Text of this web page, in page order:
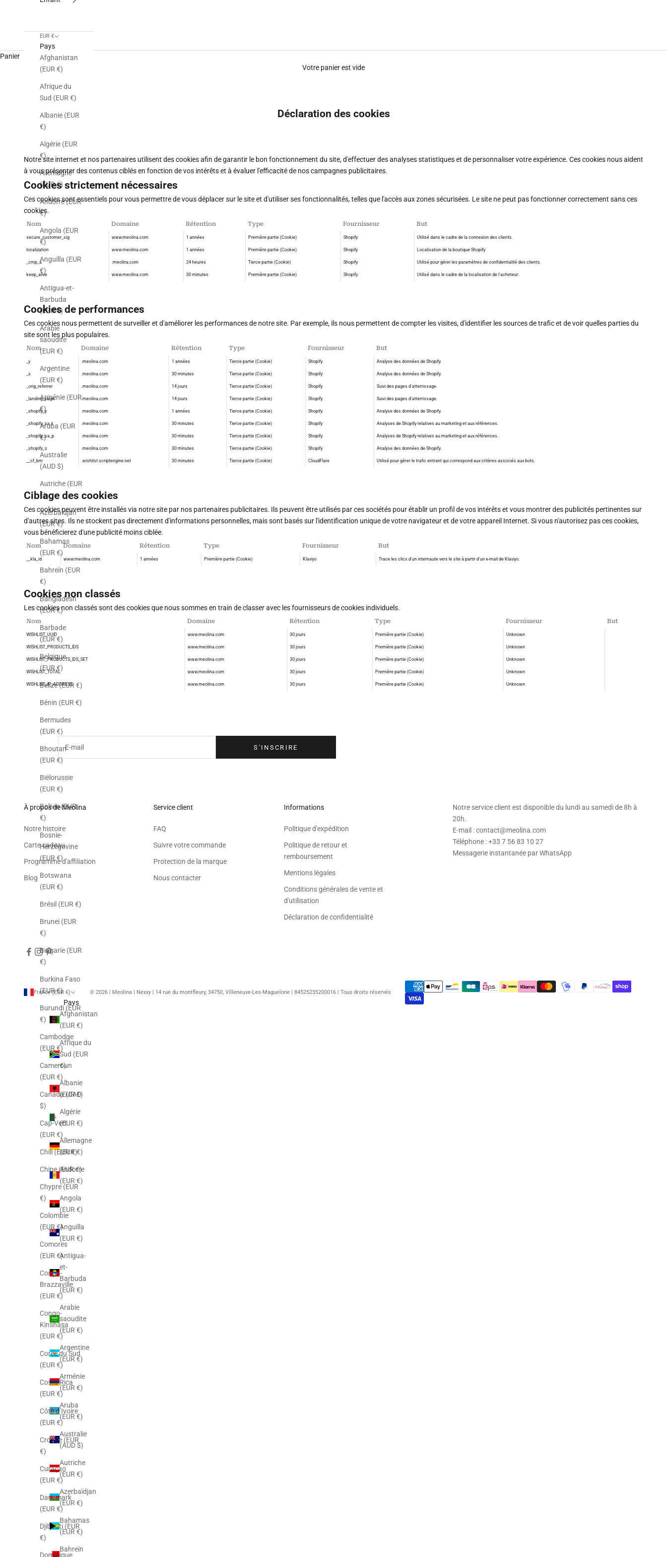
EUR €
Pays
Afghanistan
(EUR €)
Afrique du
Sud (EUR €)
Albanie (EUR
€)
Algérie (EUR
€)
Allemagne
(EUR €)
Andorre (EUR
€)
Angola (EUR
€)
Anguilla (EUR
€)
Antigua-et-
Barbuda
(EUR €)
Arabie
saoudite
(EUR €)
Argentine
(EUR €)
Arménie (EUR
€)
Aruba (EUR
€)
Australie
(AUD $)
Autriche (EUR
€)
Azerbaïdjan
(EUR €)
Bahamas
(EUR €)
Bahreïn (EUR
€)
Bangladesh
(EUR €)
Barbade
(EUR €)
Belgique
(EUR €)
Belize (EUR €)
Bénin (EUR €)
Bermudes
(EUR €)
Bhoutan
(EUR €)
Biélorussie
(EUR €)
Bolivie (EUR
€)
Bosnie-
Herzégovine
(EUR €)
Botswana
(EUR €)
Brésil (EUR €)
Brunei (EUR
€)
Bulgarie (EUR
€)
Burkina Faso
(EUR €)
Burundi (EUR
€)
Cambodge
(EUR €)
Cameroun
(EUR €)
Canada (CAD
$)
Cap-Vert
(EUR €)
Chili (EUR €)
Chine (EUR €)
Chypre (EUR
€)
Colombie
(EUR €)
Comores
(EUR €)
Congo-
Brazzaville
(EUR €)
Congo-
Kinshasa
(EUR €)
Corée du Sud
(EUR €)
Costa Rica
(EUR €)
Côte d’Ivoire
(EUR €)
Croatie (EUR
€)
Curaçao
(EUR €)
Danemark
(EUR €)
Djibouti (EUR
€)
Dominique
Panier
Votre panier est vide
Déclaration des cookies
Notre site internet et nos partenaires utilisent des cookies afin de garantir le bon fonctionnement du site, d'effectuer des analyses statistiques et de personnaliser votre expérience. Ces cookies nous aident
à vous présenter des contenus ciblés en fonction de vos intérêts et à évaluer l'efficacité de nos campagnes publicitaires.
Cookies strictement nécessaires
Ces cookies sont essentiels pour vous permettre de vous déplacer sur le site et d'utiliser ses fonctionnalités, telles que l'accès aux zones sécurisées. Le site ne peut pas fonctionner correctement sans ces
cookies.
Nom Domaine Rétention Type Fournisseur But
secure_customer_sig www.meolina.com 1 années Première partie (Cookie) Shopify Utilisé dans le cadre de la connexion des clients.
localization www.meolina.com 1 années Première partie (Cookie) Shopify Localisation de la boutique Shopify
_cmp_a .meolina.com 24 heures Tierce partie (Cookie) Shopify Utilisé pour gérer les paramètres de confidentialité des clients.
keep_alive www.meolina.com 30 minutes Première partie (Cookie) Shopify Utilisé dans le cadre de la localisation de l'acheteur.
Cookies de performances
Ces cookies nous permettent de surveiller et d'améliorer les performances de notre site. Par exemple, ils nous permettent de compter les visites, d'identifier les sources de trafic et de voir quelles parties du
site sont les plus populaires.
Nom Domaine Rétention Type Fournisseur But
_y .meolina.com 1 années Tierce partie (Cookie) Shopify Analyse des données de Shopify.
_s .meolina.com 30 minutes Tierce partie (Cookie) Shopify Analyse des données de Shopify.
_orig_referrer .meolina.com 14 jours Tierce partie (Cookie) Shopify Suivi des pages d'atterrissage.
_landing_page .meolina.com 14 jours Tierce partie (Cookie) Shopify Suivi des pages d'atterrissage.
_shopify_y .meolina.com 1 années Tierce partie (Cookie) Shopify Analyse des données de Shopify.
_shopify_sa_t .meolina.com 30 minutes Tierce partie (Cookie) Shopify Analyses de Shopify relatives au marketing et aux références.
_shopify_sa_p .meolina.com 30 minutes Tierce partie (Cookie) Shopify Analyses de Shopify relatives au marketing et aux références.
_shopify_s .meolina.com 30 minutes Tierce partie (Cookie) Shopify Analyse des données de Shopify.
__cf_bm .wishlist.scriptengine.net 30 minutes Tierce partie (Cookie) CloudFlare Utilisé pour gérer le trafic entrant qui correspond aux critères associés aux bots.
Ciblage des cookies
Ces cookies peuvent être installés via notre site par nos partenaires publicitaires. Ils peuvent être utilisés par ces sociétés pour établir un profil de vos intérêts et vous montrer des publicités pertinentes sur
d'autres sites. Ils ne stockent pas directement d'informations personnelles, mais sont basés sur l'identification unique de votre navigateur et de votre appareil Internet. Si vous n'autorisez pas ces cookies,
vous bénéficierez d'une publicité moins ciblée.
Nom Domaine Rétention Type Fournisseur But
__kla_id www.meolina.com 1 années Première partie (Cookie) Klaviyo Trace les clics d'un internaute vers le site à partir d'un e-mail de Klaviyo.
Cookies non classés
Les cookies non classés sont des cookies que nous sommes en train de classer avec les fournisseurs de cookies individuels.
Nom Domaine Rétention Type Fournisseur But
WISHLIST_UUID www.meolina.com 30 jours Première partie (Cookie) Unknown
WISHLIST_PRODUCTS_IDS www.meolina.com 30 jours Première partie (Cookie) Unknown
WISHLIST_PRODUCTS_IDS_SET www.meolina.com 30 jours Première partie (Cookie) Unknown
WISHLIST_TOTAL www.meolina.com 30 jours Première partie (Cookie) Unknown
WISHLIST_IP_ADDRESS www.meolina.com 30 jours Première partie (Cookie) Unknown
S'INSCRIRE
À propos de Meolina
Notre histoire
Carte cadeau
Programme d'affiliation
Blog
Service client
FAQ
Suivre votre commande
Protection de la marque
Nous contacter
Informations
Politique d'expédition
Politique de retour et
remboursement
Mentions légales
Conditions générales de vente et
d'utilisation
Déclaration de confidentialité
Notre service client est disponible du lundi au samedi de 8h à
20h.
E-mail : contact@meolina.com
Téléphone : +33 7 56 83 10 27
Messagerie instantanée parWhatsApp
France (EUR €)
Pays
Afghanistan
(EUR €)
Afrique du
Sud (EUR
€)
Albanie
(EUR €)
Algérie
(EUR €)
Allemagne
(EUR €)
Andorre
(EUR €)
Angola
(EUR €)
Anguilla
(EUR €)
Antigua-
et-
Barbuda
(EUR €)
Arabie
saoudite
(EUR €)
Argentine
(EUR €)
Arménie
(EUR €)
Aruba
(EUR €)
Australie
(AUD $)
Autriche
(EUR €)
Azerbaïdjan
(EUR €)
Bahamas
(EUR €)
Bahreïn
© 2026 | Meolina | Nexxy | 14 rue du montfleury, 34750, Villeneuve-Les-Maguelone | 84525235200016 | Tous droits réservés